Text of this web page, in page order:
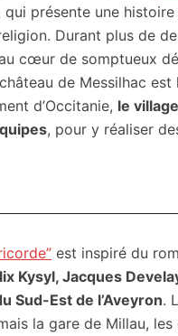
qui présente une
Durant plus de
cœur de somptueux
de Messilhac
d’Occitanie, le
, pour y réaliser
est inspiré du
Kysyl, Jacques
Sud-Est de l’Aveyron.
la gare de Millau,